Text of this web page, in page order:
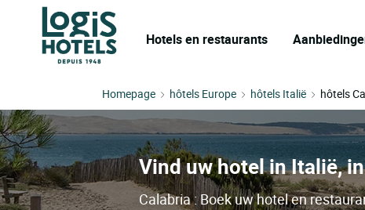
Hotels en restaurants
Homepage hôtels Europe hôtels Italië hôtels
Vind uw hotel in Italië,
Calabria : Boek uw hotel en